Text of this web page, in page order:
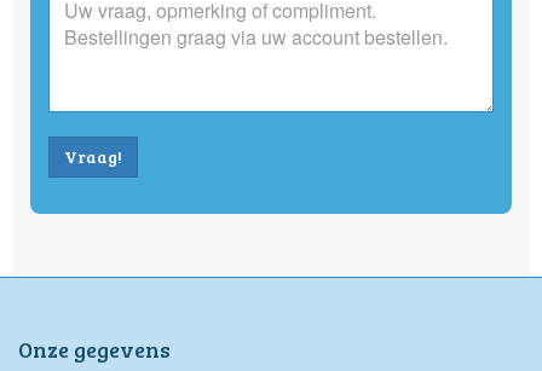
Vraag!
Onze gegevens